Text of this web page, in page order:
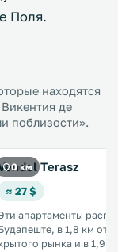
Поля.
находятся
де
поблизости».
0 км Terasz
≈ 27 $
апартаменты
в 1,8 км от
рынка и в 1,9